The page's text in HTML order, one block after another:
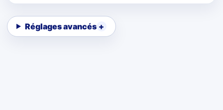
Réglages avancés